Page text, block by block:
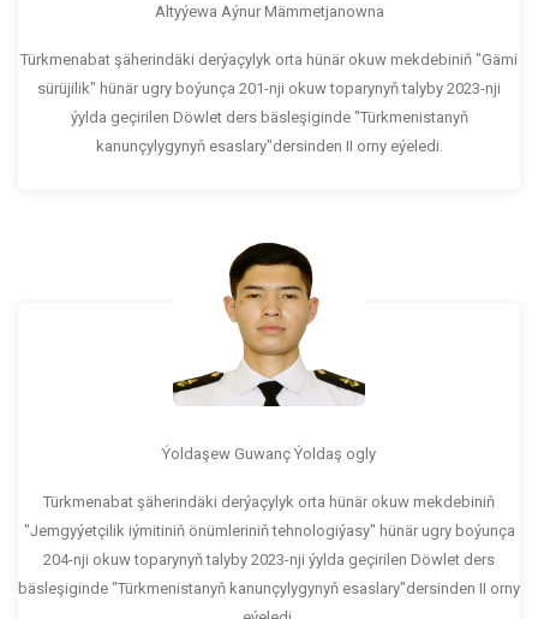
Altyýewa Aýnur Mämmetjanowna
Türkmenabat şäherindäki derýaçylyk orta hünär okuw mekdebiniň "Gämi
sürüjilik" hünär ugry boýunça 201-nji okuw toparynyň talyby 2023-nji
ýylda geçirilen Döwlet ders bäsleşiginde "Türkmenistanyň
kanunçylygynyň esaslary"dersinden II orny eýeledi.
Ýoldaşew Guwanç Ýoldaş ogly
Türkmenabat şäherindäki derýaçylyk orta hünär okuw mekdebiniň
"Jemgyýetçilik iýmitiniň önümleriniň tehnologiýasy" hünär ugry boýunça
204-nji okuw toparynyň talyby 2023-nji ýylda geçirilen Döwlet ders
bäsleşiginde "Türkmenistanyň kanunçylygynyň esaslary"dersinden II orny